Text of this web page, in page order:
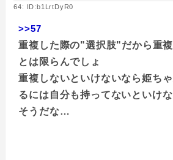
64: ID:b1LrtDyR0
>>57
重複した際の"選択肢"だから重
とは限らんでしょ
重複しないといけないなら姫ち
るには自分も持ってないといけ
そうだな…